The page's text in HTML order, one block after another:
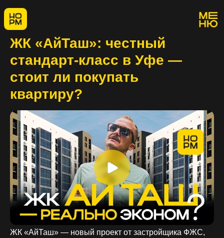
ЖК «АйТаш»: честный
стандарт-класс в Уфе —
стоит ли покупать
квартиру?
ЖК «АйТаш» — новый проект от застройщика ФЖС,